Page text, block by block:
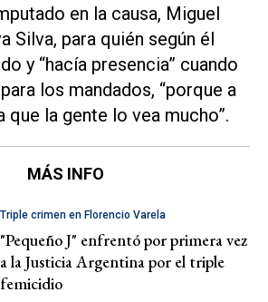
en la causa, Miguel
Silva, para quién según él
y “hacía presencia” cuando
los mandados, “porque a
que la gente lo vea mucho”.
MÁS INFO
Triple crimen en Florencio Varela
"Pequeño J" enfrentó por primera vez
a la Justicia Argentina por el triple
femicidio